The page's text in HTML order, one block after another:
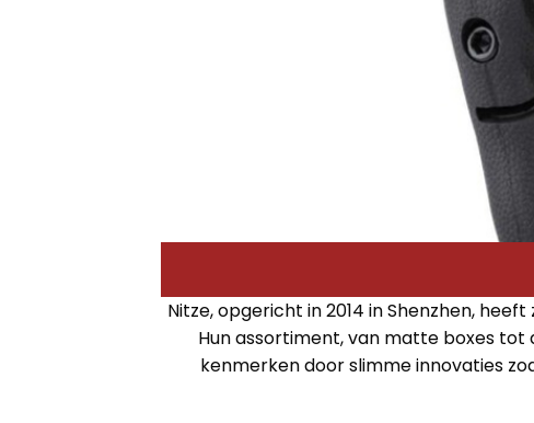
Nitze, opgericht in 2014 in Shenzhen,
Hun assortiment, van matte boxes
kenmerken door slimme innovaties